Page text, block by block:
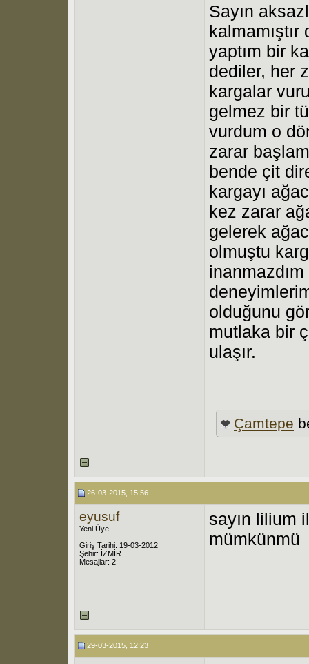
Sayın
yaptım bir
dediler, her
kargalar
gelmez bir
vurdum o
zarar
bende çit
kargayı
kez zarar
gelerek
olmuştu
inanmazdım
olduğunu
mutlaka bir
ulaşır.
Çamtepe
26-03-2015, 15:56
eyusuf
Yeni Üye
Giriş Tarihi: 19-03-2012
Şehir: İZMİR
Mesajlar: 2
sayın lilium
mümkünmü
29-03-2015, 12:23